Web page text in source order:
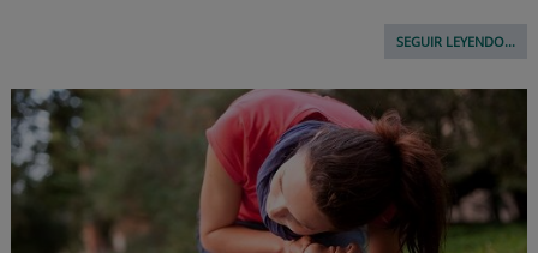
SEGUIR LEYENDO...